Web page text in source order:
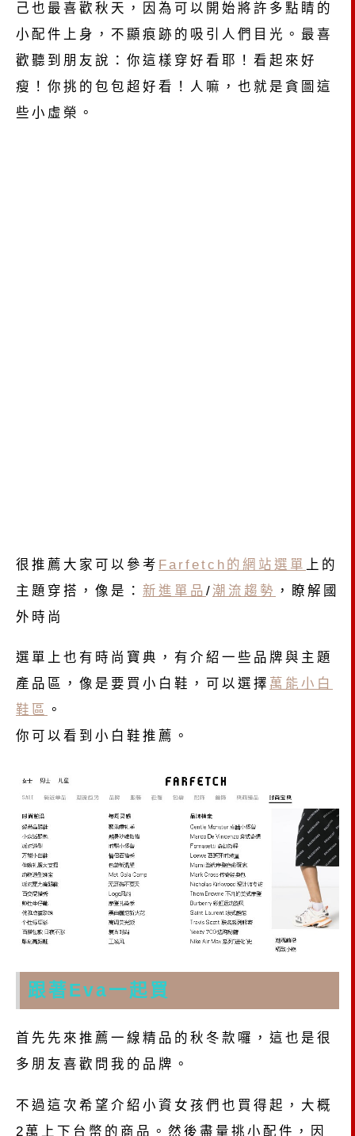
己也最喜歡秋天，因為可以開始將許多點睛的
小配件上身，不顯痕跡的吸引人們目光。最喜
歡聽到朋友說：你這樣穿好看耶！看起來好
瘦！你挑的包包超好看！人嘛，也就是貪圖這
些小虛榮。
很推薦大家可以參考 Farfetch的網站選單
上的
主題穿搭，像是： 新進單品 / 潮流趨勢 ，瞭解國
外時尚
選單上也有時尚寶典，有介紹一些品牌與主題
產品區，像是要買小白鞋，可以選擇 萬能小白
鞋區
。
你可以看到小白鞋推薦。
跟著Eva一起買
首先先來推薦一線精品的秋冬款囉，這也是很
多朋友喜歡問我的品牌。
不過這次希望介紹小資女孩們也買得起，大概
2萬上下台幣的商品。然後盡量挑小配件，因